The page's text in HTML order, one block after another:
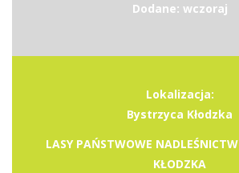
Dodane: wczoraj
Lokalizacja:
Bystrzyca Kłodzka
LASY PAŃSTWOWE
KŁODZKA